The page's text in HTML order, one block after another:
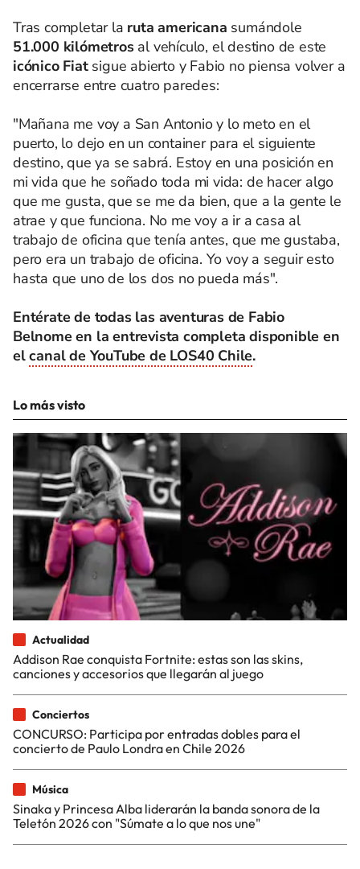
Tras completar la ruta americana sumándole
51.000 kilómetrosal vehículo, el destino de este
icónico Fiatsigue abierto y Fabio no piensa volver a
encerrarse entre cuatro paredes:
"Mañana me voy a San Antonio y lo meto en el
puerto, lo dejo en un container para el siguiente
destino, que ya se sabrá. Estoy en una posición en
mi vida que he soñado toda mi vida: de hacer algo
que me gusta, que se me da bien, que a la gente le
atrae y que funciona. No me voy a ir a casa al
trabajo de oficina que tenía antes, que me gustaba,
pero era un trabajo de oficina. Yo voy a seguir esto
hasta que uno de los dos no pueda más".
Entérate de todas las aventuras de Fabio
Belnome en la entrevista completa disponible en
elcanal de YouTube de LOS40 Chile.
Lo más visto
Actualidad
Addison Rae conquista Fortnite: estas son las skins,
canciones y accesorios que llegarán al juego
Conciertos
CONCURSO: Participa por entradas dobles para el
concierto de Paulo Londra en Chile 2026
Música
Sinaka y Princesa Alba liderarán la banda sonora de la
Teletón 2026 con "Súmate a lo que nos une"